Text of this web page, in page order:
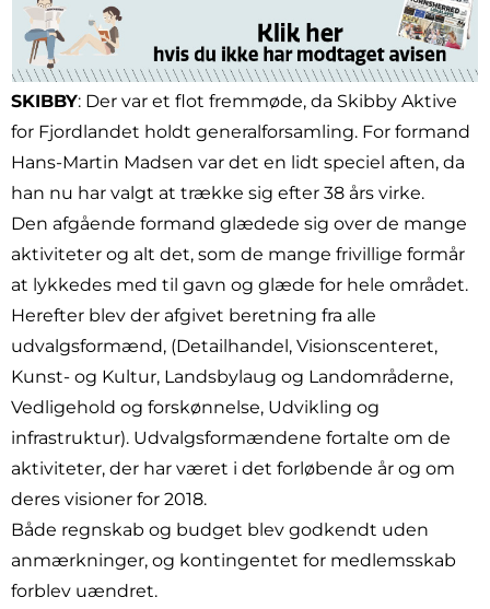
SKIBBY: Der var et flot fremmøde, da Skibby Aktive
for Fjordlandet holdt generalforsamling. For formand
Hans-Martin Madsen var det en lidt speciel aften, da
han nu har valgt at trække sig efter 38 års virke.
Den afgående formand glædede sig over de mange
aktiviteter og alt det, som de mange frivillige formår
at lykkedes med til gavn og glæde for hele området.
Herefter blev der afgivet beretning fra alle
udvalgsformænd, (Detailhandel, Visionscenteret,
Kunst- og Kultur, Landsbylaug og Landområderne,
Vedligehold og forskønnelse, Udvikling og
infrastruktur). Udvalgsformændene fortalte om de
aktiviteter, der har været i det forløbende år og om
deres visioner for 2018.
Både regnskab og budget blev godkendt uden
anmærkninger, og kontingentet for medlemsskab
forblev uændret.